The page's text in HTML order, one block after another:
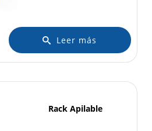
Leer más
Rack Apilable